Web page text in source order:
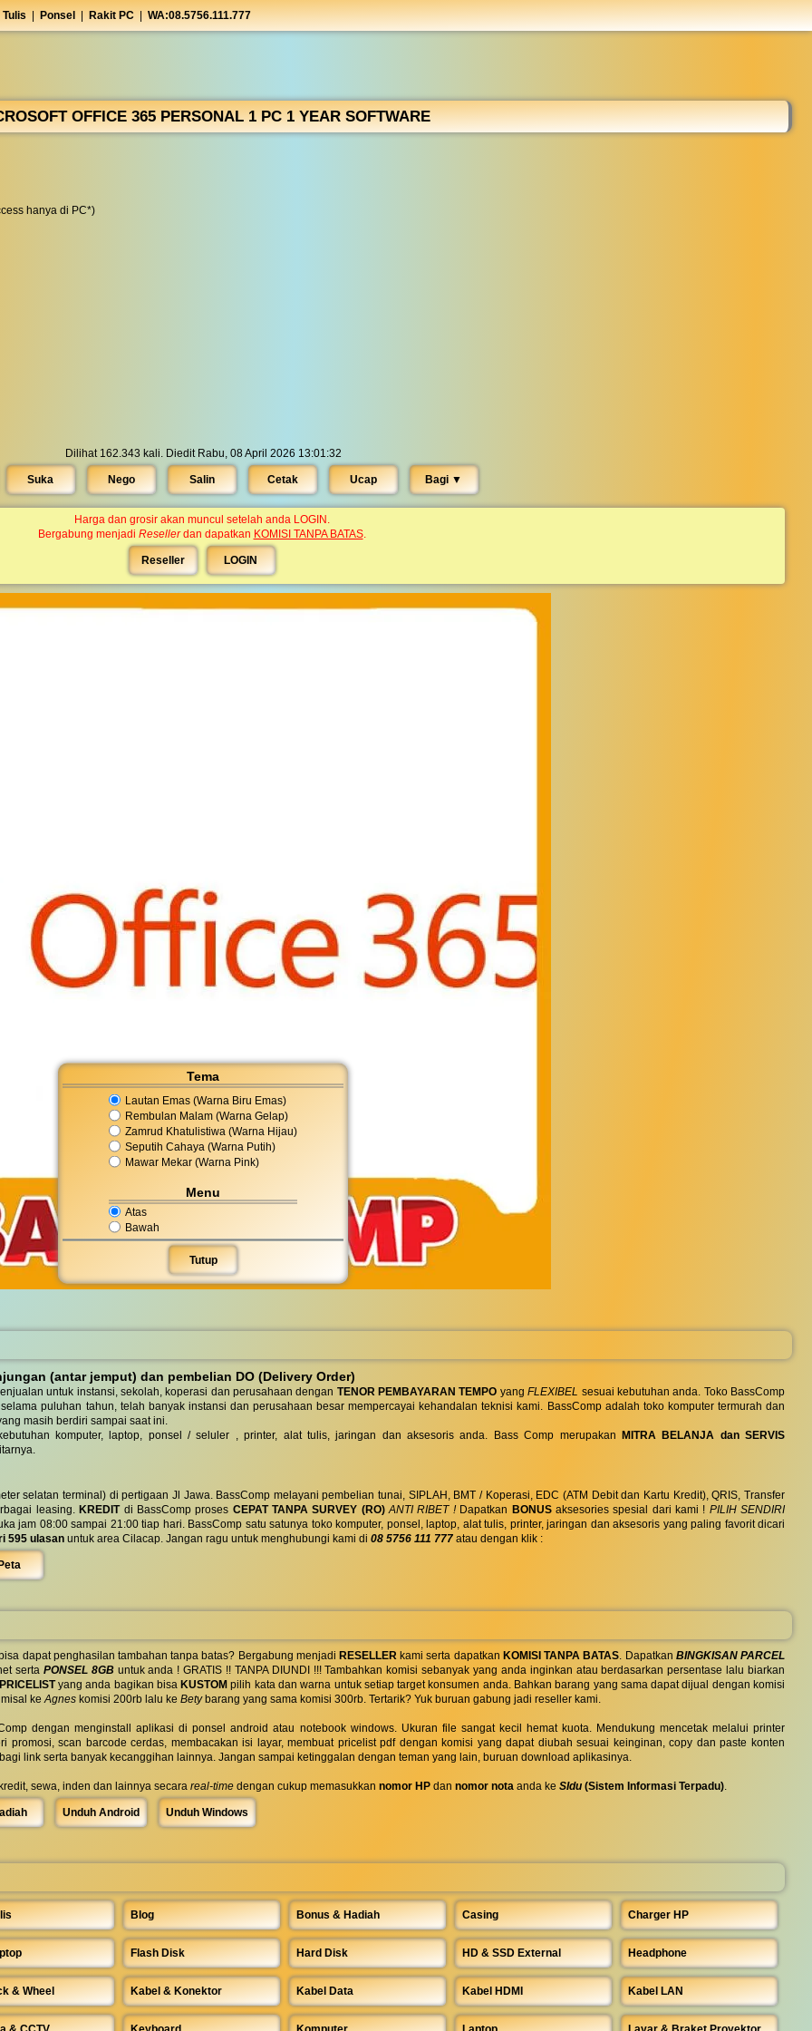
Tema
Lautan Emas (Warna Biru Emas)
Rembulan Malam (Warna Gelap)
Zamrud Khatulistiwa (Warna Hijau)
Seputih Cahaya (Warna Putih)
Mawar Mekar (Warna Pink)
Menu
Atas
Bawah
Tutup
Ponsel Rakit PC WA:08.5756.111.777
OFFICE 365 PERSONAL 1 PC 1 YEAR SOFTWARE
hanya di PC*)
Dilihat 162.343 kali. Diedit Rabu, 08 April 2026 13:01:32
Suka Nego Salin Cetak Ucap Bagi ▼︎
Harga dan grosir akan muncul setelah anda LOGIN.
Bergabung menjadi Resellerdan dapatkan KOMISI TANPA BATAS.
Reseller LOGIN
(antar jemput) dan pembelian DO (Delivery Order)
untuk instansi, sekolah, koperasi dan perusahaan dengan TENOR PEMBAYARAN TEMPO yangFLEXIBEL sesuai kebutuhan anda. Toko BassComp
puluhan tahun, telah banyak instansi dan perusahaan besar mempercayai kehandalan teknisi kami. BassComp adalah toko komputer termurah dan
masih berdiri sampai saat ini.
komputer, laptop, ponsel / seluler , printer, alat tulis, jaringan dan aksesoris anda. Bass Comp merupakan
MITRA BELANJA dan SERVIS
selatan terminal) di pertigaan Jl Jawa. BassComp melayani pembelian tunai, SIPLAH, BMT / Koperasi, EDC (ATM Debit dan Kartu Kredit), QRIS, Transfer
leasing. KREDITdi BassComp proses CEPAT TANPA SURVEY (RO) ANTI RIBET !Dapatkan BONUSaksesories spesial dari kami ! PILIH SENDIRI
jam 08:00 sampai 21:00 tiap hari. BassComp satu satunya toko komputer, ponsel, laptop, alat tulis, printer, jaringan dan aksesoris yang paling favorit dicari
595 ulasan untuk area Cilacap. Jangan ragu untuk menghubungi kami di 08 5756 111 777 atau dengan klik :
dapat penghasilan tambahan tanpa batas? Bergabung menjadi RESELLER kami serta dapatkan KOMISI TANPA BATAS. Dapatkan BINGKISAN PARCEL
serta PONSEL 8GBuntuk anda ! GRATIS !! TANPA DIUNDI !!! Tambahkan komisi sebanyak yang anda inginkan atau berdasarkan persentase lalu biarkan
yang anda bagikan bisa KUSTOM pilih kata dan warna untuk setiap target konsumen anda. Bahkan barang yang sama dapat dijual dengan komisi
misal keAgnes komisi 200rb lalu ke Betybarang yang sama komisi 300rb. Tertarik? Yuk buruan gabung jadi reseller kami.
dengan menginstall aplikasi di ponsel android atau notebook windows. Ukuran file sangat kecil hemat kuota. Mendukung mencetak melalui printer
promosi, scan barcode cerdas, membacakan isi layar, membuat pricelist pdf dengan komisi yang dapat diubah sesuai keinginan, copy dan paste konten
link serta banyak kecanggihan lainnya. Jangan sampai ketinggalan dengan teman yang lain, buruan download aplikasinya.
sewa, inden dan lainnya secara real-time dengan cukup memasukkan nomor HP dan nomor nota anda ke SIdu (Sistem Informasi Terpadu).
Unduh Android Unduh Windows
Blog Bonus & Hadiah Casing Charger HP
Flash Disk Hard Disk HD & SSD External Headphone
& Wheel Kabel & Konektor Kabel Data Kabel HDMI Kabel LAN